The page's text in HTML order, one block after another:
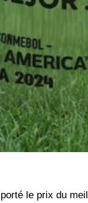
le prix du